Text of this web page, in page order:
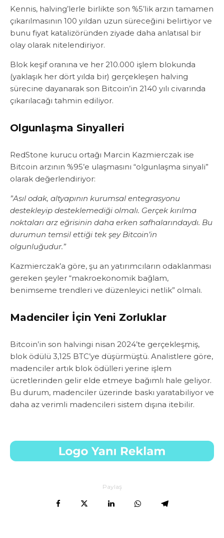
Kennis, halving’lerle birlikte son %5’lik arzın tamamen
çıkarılmasının 100 yıldan uzun süreceğini belirtiyor ve
bunu fiyat katalizöründen ziyade daha anlatısal bir
olay olarak nitelendiriyor.
Blok keşif oranına ve her 210.000 işlem blokunda
(yaklaşık her dört yılda bir) gerçekleşen halving
sürecine dayanarak son Bitcoin’in 2140 yılı civarında
çıkarılacağı tahmin ediliyor.
Olgunlaşma Sinyalleri
RedStone kurucu ortağı Marcin Kazmierczak ise
Bitcoin arzının %95’e ulaşmasını “olgunlaşma sinyali”
olarak değerlendiriyor:
”Asıl odak, altyapının kurumsal entegrasyonu
destekleyip desteklemediği olmalı. Gerçek kırılma
noktaları arz eğrisinin daha erken safhalarındaydı. Bu
durumun temsil ettiği tek şey Bitcoin’in
olgunluğudur.”
Kazmierczak’a göre, şu an yatırımcıların odaklanması
gereken şeyler “makroekonomik bağlam,
benimseme trendleri ve düzenleyici netlik” olmalı.
Madenciler İçin Yeni Zorluklar
Bitcoin’in son halvingi nisan 2024’te gerçekleşmiş,
blok ödülü 3,125 BTC’ye düşürmüştü. Analistlere göre,
madenciler artık blok ödülleri yerine işlem
ücretlerinden gelir elde etmeye bağımlı hale geliyor.
Bu durum, madenciler üzerinde baskı yaratabiliyor ve
daha az verimli madencileri sistem dışına itebilir.
Paylaş